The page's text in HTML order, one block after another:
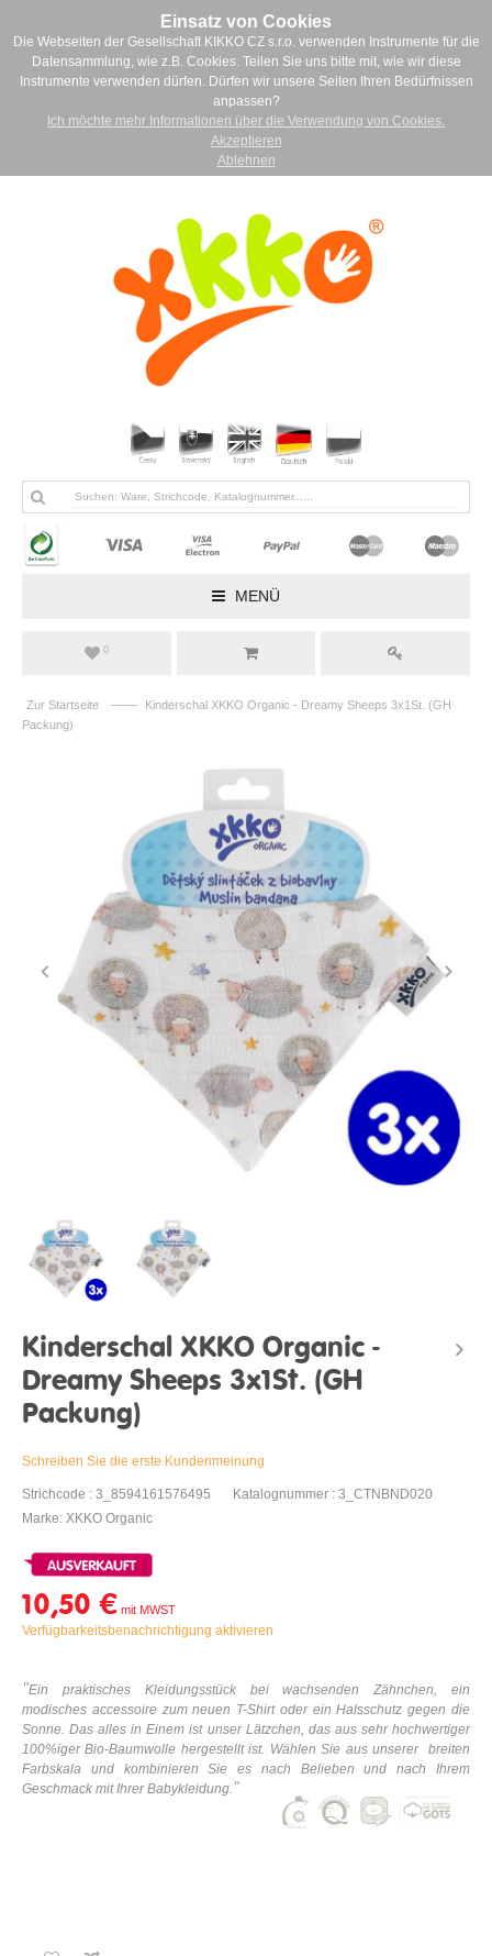
Einsatz von Cookies
Die Webseiten der Gesellschaft KIKKO CZ s.r.o. verwenden Instrumente für die
Datensammlung, wie z.B. Cookies. Teilen Sie uns bitte mit, wie wir diese
Instrumente verwenden dürfen. Dürfen wir unsere Seiten Ihren Bedürfnissen
anpassen?
Ich möchte mehr Informationen über die Verwendung von Cookies.
Akzeptieren
Ablehnen
MENÜ
0
Zur Startseite ——
Kinderschal XKKO Organic - Dreamy Sheeps 3x1St. (GH
Packung)
Kinderschal XKKO Organic -
Dreamy Sheeps 3x1St. (GH
Packung)
Schreiben Sie die erste Kundenmeinung
Strichcode : 3_8594161576495
Katalognummer : 3_CTNBND020
Marke: XKKO Organic
10,50 €
Verfügbarkeitsbenachrichtigung aktivieren
"Ein praktisches Kleidungsstück bei wachsenden Zähnchen, ein
modisches accessoire zum neuen T-Shirt oder ein Halsschutz gegen die
Sonne. Das alles in Einem ist unser Lätzchen, das aus sehr hochwertiger
100%iger Bio-Baumwolle hergestellt ist. Wählen Sie aus unserer breiten
Farbskala und kombinieren Sie es nach Belieben und nach Ihrem
Geschmack mit IhrerBabykleidung. "